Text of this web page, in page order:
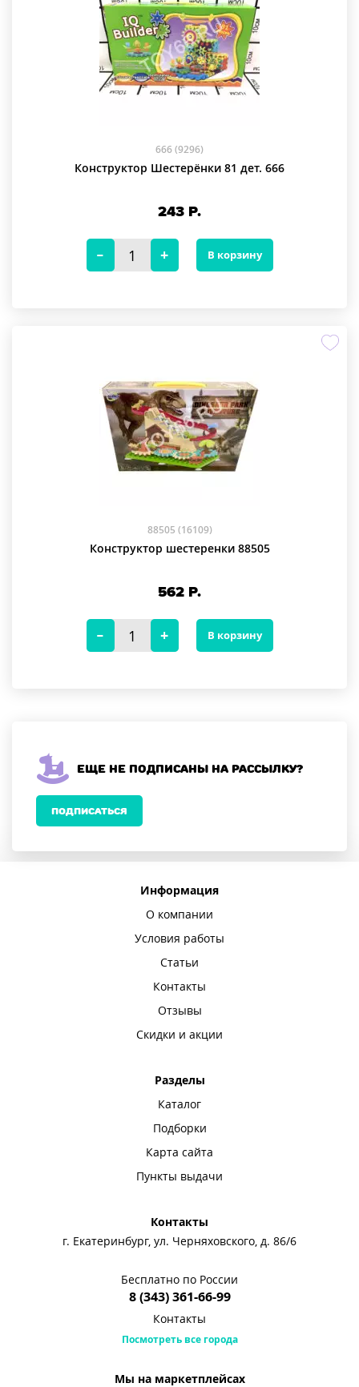
666 (9296)
Конструктор Шестерёнки 81 дет. 666
243 Р.
В корзину
88505 (16109)
Конструктор шестеренки 88505
562 Р.
В корзину
Еще не подписаны на рассылку?
ПОДПИСАТЬСЯ
Информация
О компании
Условия работы
Статьи
Контакты
Отзывы
Скидки и акции
Разделы
Каталог
Подборки
Карта сайта
Пункты выдачи
Контакты
г. Екатеринбург, ул. Черняховского, д. 86/6
Бесплатно по России
8 (343) 361-66-99
Контакты
Посмотреть все города
Мы на маркетплейсах